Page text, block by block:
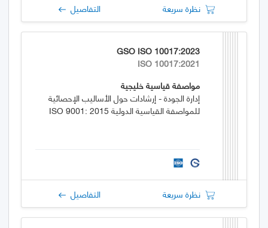
نظرة سريعة التفاصيل
GSO ISO 10017:2023
ISO 10017:2021
مواصفة قياسية خليجية
إدارة الجودة - إرشادات حول الأساليب الإحصائية
للمواصفة القياسية الدولية ISO 9001: 2015
نظرة سريعة التفاصيل